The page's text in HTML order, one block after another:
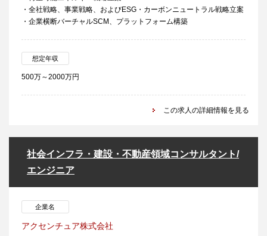
・全社戦略、事業戦略、およびESG・カーボンニュートラル戦略立案
・企業横断バーチャルSCM、プラットフォーム構築
想定年収
500万～2000万円
この求人の詳細情報を見る
社会インフラ・建設・不動産領域コンサルタント/
エンジニア
企業名
アクセンチュア株式会社